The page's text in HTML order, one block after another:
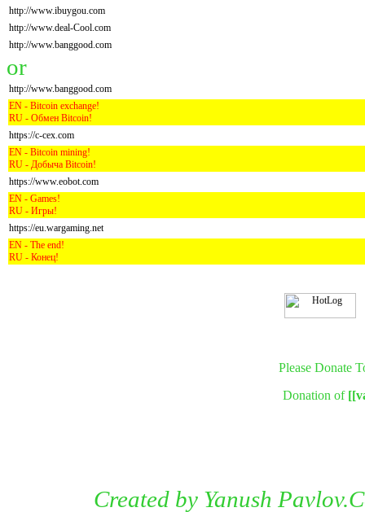
http://www.ibuygou.com
http://www.deal-Cool.com
http://www.banggood.com
or
http://www.banggood.com
EN - Bitcoin exchange!
RU - Обмен Bitcoin!
https://c-cex.com
EN - Bitcoin mining!
RU - Добыча Bitcoin!
https://www.eobot.com
EN - Games!
RU - Игры!
https://eu.wargaming.net
EN - The end!
RU - Конец!
Please Donate
Donation of
Created by Yanush